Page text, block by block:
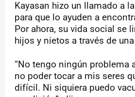
Kayasan hizo un llamado a
para que lo ayuden a
Por ahora, su vida social se
hijos y nietos a través de
“No tengo ningún problema
no poder tocar a mis seres
difícil. Ni siquiera puedo